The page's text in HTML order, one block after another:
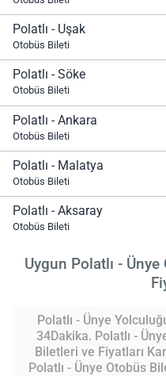
Polatlı - Uşak
Otobüs Bileti
Polatlı - Söke
Otobüs Bileti
Polatlı - Ankara
Otobüs Bileti
Polatlı - Malatya
Otobüs Bileti
Polatlı - Aksaray
Otobüs Bileti
Uygun Polatlı -
Polatlı - Ünye
34Dakika. Polatlı -
Biletleri ve Fiyatları
Polatlı - Ünye Otobüs